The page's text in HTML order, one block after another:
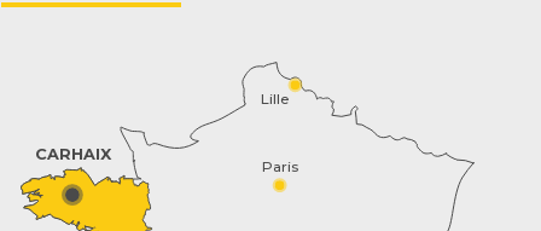
Paris
Lille
CARHAIX